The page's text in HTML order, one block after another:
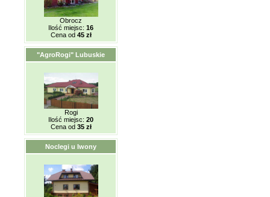
Obrocz
Ilość miejsc: 16
Cena od 45 zł
"AgroRogi" Lubuskie
Rogi
Ilość miejsc: 20
Cena od 35 zł
Noclegi u Iwony